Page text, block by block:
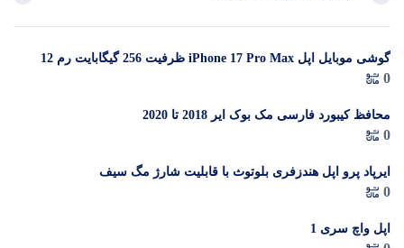
گوشی موبایل اپل iPhone 17 Pro Max ظرفیت 256 گیگابایت رم 12
گیگابایت (ZAA) – Not Active رجیستر شده
0
محافظ کیبورد فارسی مک بوک ایر 2018 تا 2020
0
ایرپاد پرو اپل هندزفری بلوتوث با قابلیت شارژ مگ سیف
0
اپل واچ سری 1